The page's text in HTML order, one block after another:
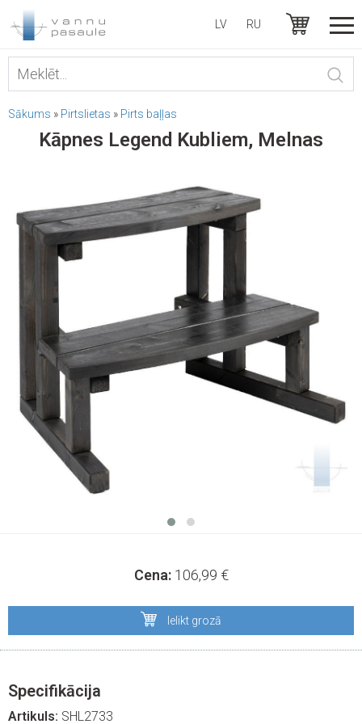
LV RU
Sākums » Pirtslietas » Pirts baļļas
Kāpnes Legend Kubliem, Melnas
Cena: 106,99 €
Ielikt grozā
Specifikācija
Artikuls: SHL2733